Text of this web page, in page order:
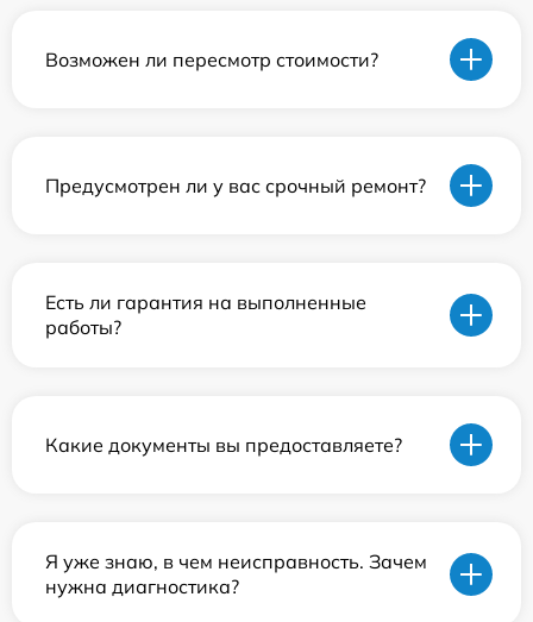
Возможен ли пересмотр стоимости?
Предусмотрен ли у вас срочный ремонт?
Есть ли гарантия на выполненные
работы?
Какие документы вы предоставляете?
Я уже знаю, в чем неисправность. Зачем
нужна диагностика?